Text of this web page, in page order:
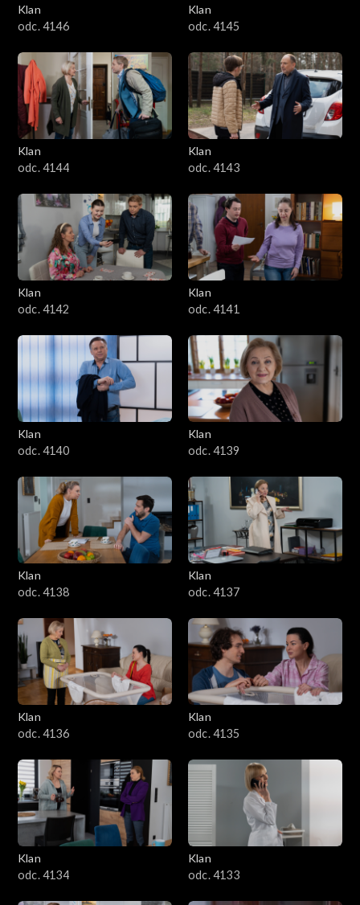
Klan
odc. 4146
Klan
odc. 4145
Klan
odc. 4144
Klan
odc. 4143
Klan
odc. 4142
Klan
odc. 4141
Klan
odc. 4140
Klan
odc. 4139
Klan
odc. 4138
Klan
odc. 4137
Klan
odc. 4136
Klan
odc. 4135
Klan
odc. 4134
Klan
odc. 4133